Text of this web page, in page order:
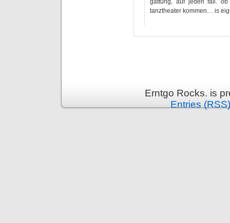
gattung, auf jeden fall.
tanztheater kommen… is
Erntgo Rocks. is
Entries (RSS)